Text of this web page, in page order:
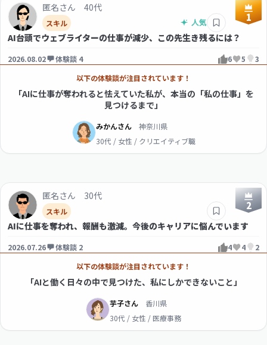
1
スキル
匿名さん 40代
AI台頭でウェブライターの仕事が減少、この先生き残るには？
2026.08.02 体験談 4 6 5
3
以下の体験談が注目されています！
「AIに仕事が奪われると怯えていた私が、本当の「私の仕事」を
見つけるまで」
みかんさん
神奈川県
30代 / 女性 / クリエイティブ職
2
スキル
匿名さん 30代
AIに仕事を奪われ、報酬も激減。今後のキャリアに悩んでいます
2026.07.26 体験談 2 4 4
2
以下の体験談が注目されています！
「AIと働く日々の中で見つけた、私にしかできないこと」
芋子さん
香川県
30代 / 女性 / 医療事務